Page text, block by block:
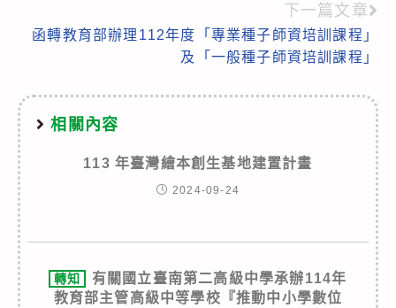
下一篇文章
函轉教育部辦理112年度「專業種子師資培訓課程」
及「一般種子師資培訓課程」
相關內容
113 年臺灣繪本創生基地建置計畫
2024-09-24
轉知
有關國立臺南第二高級中學承辦114年
教育部主管高級中等學校『推動中小學數位